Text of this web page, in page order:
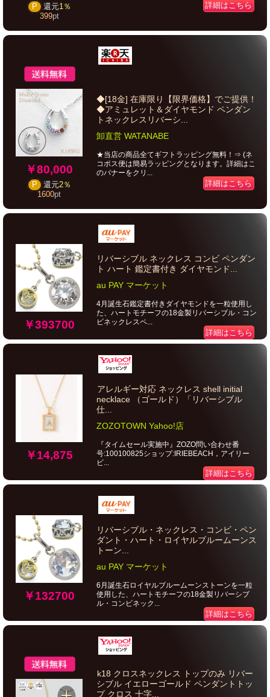
P 還元1％
399pt
詳細はこちら
￥80,000
P 還元2％
1600pt
◆[18金] 在庫限り【限界価格】でご提供！
◆アミュレット＆ダイヤモンド ペンダン
トネックレスリバーシ...
卸直営 WATANABE
★当店の商品全てギフトラッピング無料！⇒ (ネ
コポス便は簡易ラッピングとなります。詳細はこ
のバナーをクリ...
詳細はこちら
￥393700
リバーシブル ネックレス コンビ ペンダン
ト ハート 鑑定書付き ダイヤモンド...
au PAY マーケット
4月誕生石鑑定書付きダイヤモンドを一粒使用し
た、ハートモチーフの18金製リバーシブル・コン
ビネックレスペ...
詳細はこちら
￥14,875
アレルギー対応 ネックレス shell initial
necklace （ゴールド）「リバーシブル
仕...
ZOZOTOWN Yahoo!店
『タイムセール実施中』ZOZO問い合わせ番
号:100100825ショップ:IRIEBEACH，アイリー
ビ...
詳細はこちら
￥132700
リバーシブル・ネックレス・コンビ・ペン
ダント・ハート・ロイヤルブルームーンス
トーン...
au PAY マーケット
6月誕生石ロイヤルブルームーンストーンを一粒
使用した、ハートモチーフの18金製リバーシブ
ル・コンビネック...
詳細はこちら
k18 クロスネックレス トップのみ リバー
シブル イエローゴールド ペンダントトッ
プ クロス 十字...